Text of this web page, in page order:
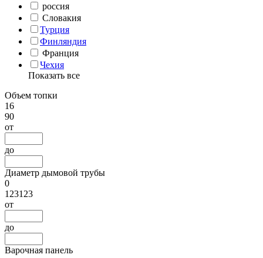
россия
Словакия
Турция
Финляндия
Франция
Чехия
Показать все
Объем топки
16
90
от
до
Диаметр дымовой трубы
0
123123
от
до
Варочная панель